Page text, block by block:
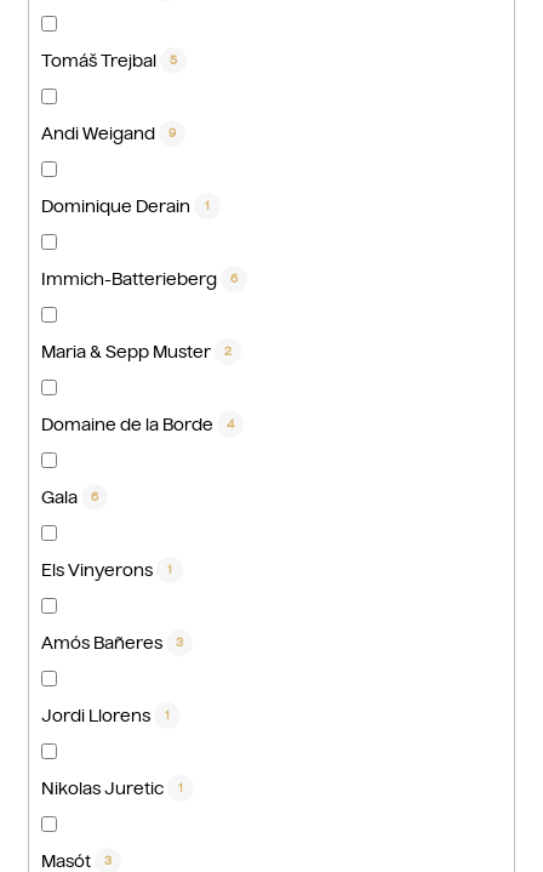
Tomáš Trejbal 5
Andi Weigand 9
Dominique Derain 1
Immich-Batterieberg 6
Maria & Sepp Muster 2
Domaine de la Borde 4
Gala 6
Els Vinyerons 1
Amós Bañeres 3
Jordi Llorens 1
Nikolas Juretic 1
Masót 3